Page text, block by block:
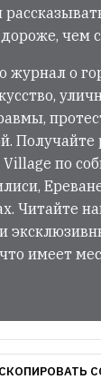
чем
журнал о
по
Читайте
имеет
СКОПИРОВАТЬ